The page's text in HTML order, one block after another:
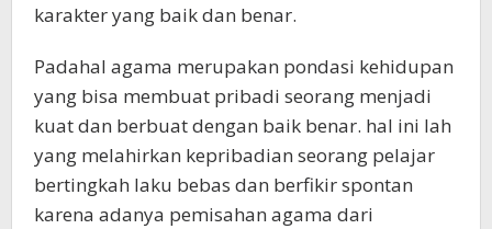
karakter yang baik dan benar.
Padahal agama merupakan pondasi kehidupan
yang bisa membuat pribadi seorang menjadi
kuat dan berbuat dengan baik benar. hal ini lah
yang melahirkan kepribadian seorang pelajar
bertingkah laku bebas dan berfikir spontan
karena adanya pemisahan agama dari